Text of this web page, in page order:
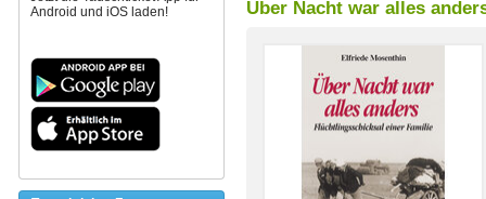
Android und iOS laden!
Über Nacht war alles